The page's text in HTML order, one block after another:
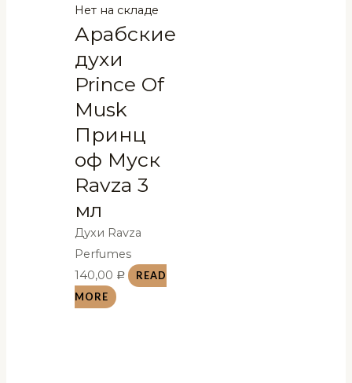
Нет на складе
Арабские
духи
Prince Of
Musk
Принц
оф Муск
Ravza 3
мл
Духи Ravza
Perfumes
140,00 Р
READ
MORE